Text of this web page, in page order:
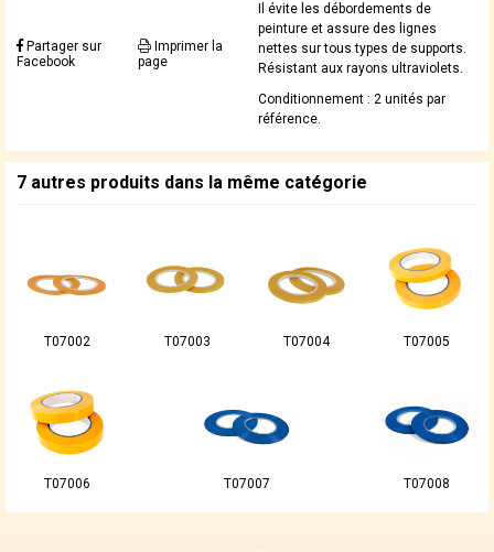
Partager sur
Facebook
Imprimer la
page
Il évite les débordements de
peinture et assure des lignes
nettes sur tous types de supports.
Résistant aux rayons ultraviolets.
Conditionnement : 2 unités par
référence.
7 autres produits dans la même catégorie
T07002 T07003 T07004 T07005
T07006 T07007 T07008